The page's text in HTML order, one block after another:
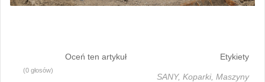
Oceń ten artykuł
(0 głosów)
Etykiety
SANY, Koparki, Maszyny